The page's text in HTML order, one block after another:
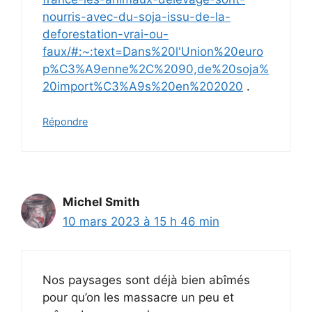
nourris-avec-du-soja-issu-de-la-
deforestation-vrai-ou-
faux/#:~:text=Dans%20l'Union%20euro
p%C3%A9enne%2C%2090,de%20soja%
20import%C3%A9s%20en%202020 .
Répondre
Michel Smith
10 mars 2023 à 15 h 46 min
Nos paysages sont déjà bien abîmés
pour qu’on les massacre un peu et